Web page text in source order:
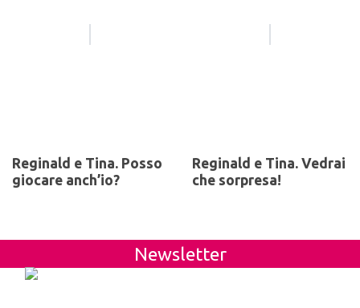
Reginald e Tina. Posso
giocare anch’io?
Reginald e Tina. Vedrai
che sorpresa!
Newsletter